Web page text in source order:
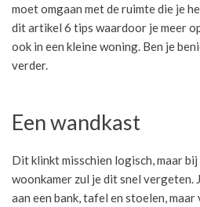
moet omgaan met de ruimte die je
dit artikel 6 tips waardoor je meer
ook in een kleine woning. Ben je
verder.
Een wandkast
Dit klinkt misschien logisch, maar
woonkamer zul je dit snel vergeten.
aan een bank, tafel en stoelen,